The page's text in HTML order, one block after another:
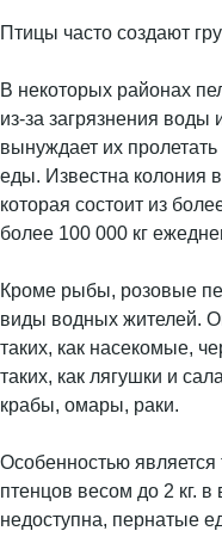
Птицы часто создают
В некоторых районах
из-за загрязнения
вынуждает их
еды. Известна колония
которая состоит из
более 100 000 кг
Кроме рыбы, розовые
виды водных жителей.
таких, как насекомые,
таких, как лягушки и
крабы, омары, раки.
Особенностью является
птенцов весом до 2 кг.
недоступна, пернатые